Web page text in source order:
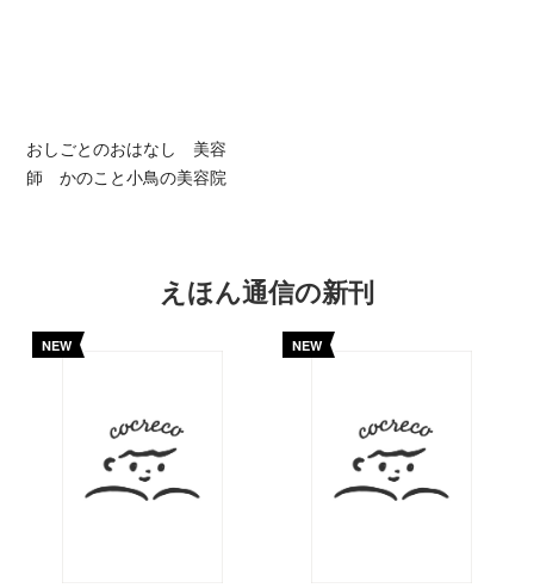
おしごとのおはなし 美容
師 かのこと小鳥の美容院
えほん通信の新刊
NEW NEW